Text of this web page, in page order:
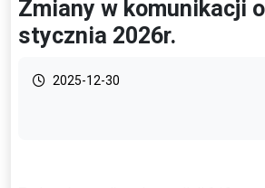
Zmiany w komunikacji
stycznia 2026r.
2025-12-30